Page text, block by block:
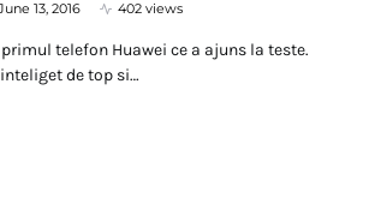
13, 2016 402 views
primul telefon Huawei ce a ajuns la teste.
de top si…